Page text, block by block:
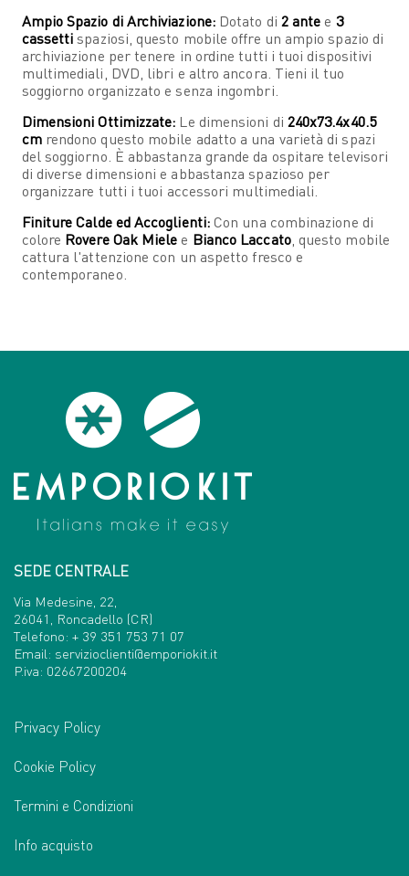
Ampio Spazio di Archiviazione:Dotato di 2 antee 3
cassettispaziosi, questo mobile offre un ampio spazio di
archiviazione per tenere in ordine tutti i tuoi dispositivi
multimediali, DVD, libri e altro ancora. Tieni il tuo
soggiorno organizzato e senza ingombri.
Dimensioni Ottimizzate: Le dimensioni di 240x73.4x40.5
cmrendono questo mobile adatto a una varietà di spazi
del soggiorno. È abbastanza grande da ospitare televisori
di diverse dimensioni e abbastanza spazioso per
organizzare tutti i tuoi accessori multimediali.
Finiture Calde ed Accoglienti:Con una combinazione di
colore Rovere Oak Mielee Bianco Laccato, questo mobile
cattura l'attenzione con un aspetto fresco e
contemporaneo.
SEDE CENTRALE
Via Medesine, 22,
26041, Roncadello (CR)
Telefono: + 39 351 753 71 07
Email: servizioclienti@emporiokit.it
P.iva: 02667200204
Privacy Policy
Cookie Policy
Termini e Condizioni
Info acquisto